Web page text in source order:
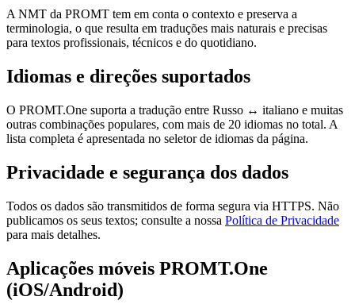
A NMT da PROMT tem em conta o contexto e preserva a
terminologia, o que resulta em traduções mais naturais e precisas
para textos profissionais, técnicos e do quotidiano.
Idiomas e direções suportados
O PROMT.One suporta a tradução entre Russo ↔ italiano e muitas
outras combinações populares, com mais de 20 idiomas no total. A
lista completa é apresentada no seletor de idiomas da página.
Privacidade e segurança dos dados
Todos os dados são transmitidos de forma segura via HTTPS. Não
publicamos os seus textos; consulte a nossa Política de Privacidade
para mais detalhes.
Aplicações móveis PROMT.One
(iOS/Android)